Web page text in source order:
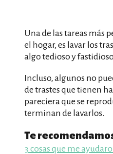
Una de las tareas más
el hogar, es lavar los
algo tedioso y
Incluso, algunos no
de trastes que tienen
pareciera que se
terminan de lavarlos.
Te
3 cosas que me